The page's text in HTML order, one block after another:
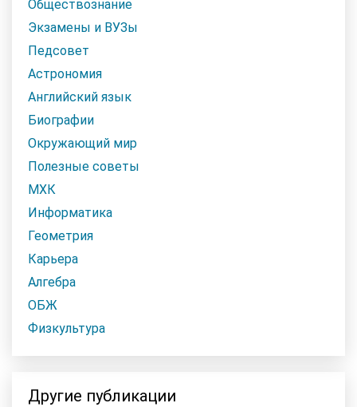
Обществознание
Экзамены и ВУЗы
Педсовет
Астрономия
Английский язык
Биографии
Окружающий мир
Полезные советы
МХК
Информатика
Геометрия
Карьера
Алгебра
ОБЖ
Физкультура
Другие публикации